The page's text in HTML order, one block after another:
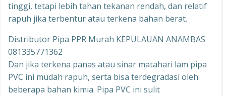
tinggi, tetapi lebih tahan tekanan rendah, dan relatif
rapuh jika terbentur atau terkena bahan berat.
Distributor Pipa PPR Murah KEPULAUAN ANAMBAS
081335771362
Dan jika terkena panas atau sinar matahari lam pipa
PVC ini mudah rapuh, serta bisa terdegradasi oleh
beberapa bahan kimia. Pipa PVC ini sulit